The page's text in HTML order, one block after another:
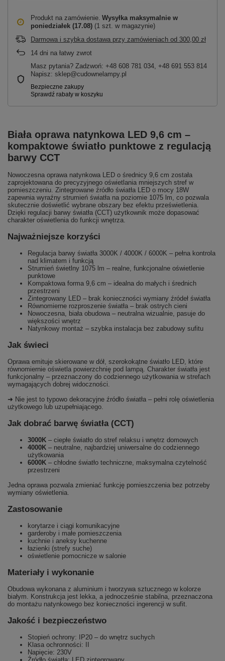
Produkt na zamówienie Wysyłka maksymalnie w
poniedziałek (17.08) (1 szt. w magazynie)
Darmowa i szybka dostawa przy zamówieniach od 300,00 zł
14 dni na łatwy zwrot
Masz pytania? Zadzwoń: +48 608 781 034, +48 691 553 814
Napisz: sklep@cudownelampy.pl
Biała oprawa natynkowa LED 9,6 cm –
kompaktowe światło punktowe z regulacją
barwy CCT
Nowoczesna oprawa natynkowa LED o średnicy 9,6 cm została
zaprojektowana do precyzyjnego oświetlania mniejszych stref w
pomieszczeniu. Zintegrowane źródło światła LED o mocy 18W
zapewnia wyraźny strumień światła na poziomie 1075 lm, co pozwala
skutecznie doświetlić wybrane obszary bez efektu prześwietlenia.
Dzięki regulacji barwy światła (CCT) użytkownik może dopasować
charakter oświetlenia do funkcji wnętrza.
Najważniejsze korzyści
Regulacja barwy światła 3000K / 4000K / 6000K – pełna kontrola
nad klimatem i funkcją
Strumień świetlny 1075 lm – realne, funkcjonalne oświetlenie
punktowe
Kompaktowa forma 9,6 cm – idealna do małych i średnich
przestrzeni
Zintegrowany LED – brak konieczności wymiany źródeł światła
Równomierne rozproszenie światła – brak ostrych cieni
Nowoczesna, biała obudowa – neutralna wizualnie, pasuje do
większości wnętrz
Natynkowy montaż – szybka instalacja bez zabudowy sufitu
Jak świeci
Oprawa emituje skierowane w dół, szerokokątne światło LED, które
równomiernie oświetla powierzchnię pod lampą. Charakter światła jest
funkcjonalny – przeznaczony do codziennego użytkowania w strefach
wymagających dobrej widoczności.
➜ Nie jest to typowo dekoracyjne źródło światła – pełni rolę oświetlenia
użytkowego lub uzupełniającego.
Jak dobrać barwę światła (CCT)
3000K – ciepłe światło do stref relaksu i wnętrz domowych
4000K – neutralne, najbardziej uniwersalne do codziennego
użytkowania
6000K – chłodne światło techniczne, maksymalna czytelność
przestrzeni
Jedna oprawa pozwala zmieniać funkcję pomieszczenia bez potrzeby
wymiany oświetlenia.
Zastosowanie
korytarze i ciągi komunikacyjne
garderoby i małe pomieszczenia
kuchnie i aneksy kuchenne
łazienki (strefy suche)
oświetlenie pomocnicze w salonie
Materiały i wykonanie
Obudowa wykonana z aluminium i tworzywa sztucznego w kolorze
białym. Konstrukcja jest lekka, a jednocześnie stabilna, przeznaczona
do montażu natynkowego bez konieczności ingerencji w sufit.
Jakość i bezpieczeństwo
Stopień ochrony: IP20 – do wnętrz suchych
Klasa ochronności: II
Napięcie: 230V